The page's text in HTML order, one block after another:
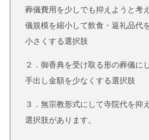
葬儀費用を少しでも抑えようと考
儀規模を縮小して飲食・返礼品代
小さくする選択肢
２．御香典を受け取る形の葬儀に
手出し金額を少なくする選択肢
３．無宗教形式にして寺院代を抑
選択肢があります。